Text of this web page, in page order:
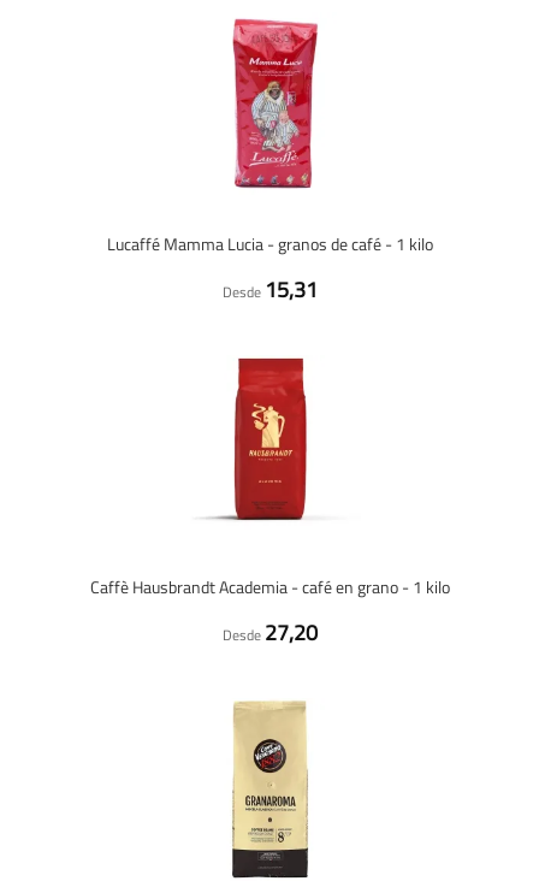
Lucaffé Mamma Lucia - granos de café - 1 kilo
Desde 15,31
Caffè Hausbrandt Academia - café en grano - 1 kilo
Desde 27,20